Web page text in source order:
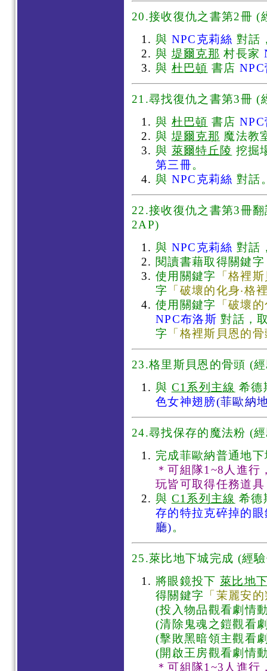
20.接收復仇之書第2冊 (
與 NPC克莉絲 對話
與 堤爾克那 村長家
與 杜巴頓 書店
21.尋找復仇之書第3冊 (
與 杜巴頓 書店
與 堤爾克那 魔法教
與 萊爾特丘陵 挖掘
第三冊。
與 NPC克莉絲 對話
22.接收復仇之書第3冊
2AP)
與 NPC克莉絲 對話
閱讀書藉取得關鍵字
使用關鍵字 「格裡
字 「破壞的化身‧格
使用關鍵字 「破壞
NPC布洛斯 對話，
字 「格裡斯貝恩的
23.格里斯貝恩的骨頭 (
與 C1系列主線 希
色女神翅膀(菲歐納
24.尋找保存的魔法粉 (
完成菲歐納普通地
＊可組隊1~8人進
玩皆可取得任務道具
與 C1系列主線 希
存的特拉克碎掉的眼
廳)。
25.萊比地下城完成 (經
將眼鏡投下萊比地
得關鍵字 「茉麗安
(投入物品觀看劇情
(清除鬼魂之鎧觀看
(擊敗黑暗領主觀看
(開啟王房觀看劇情
＊可組隊1~3人進